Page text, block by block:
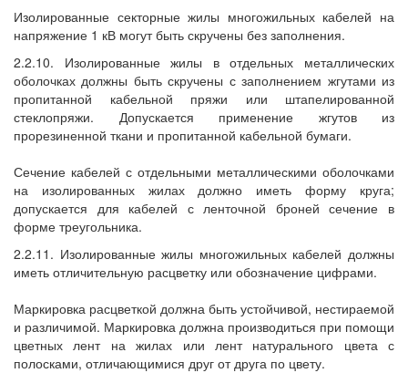
Изолированные секторные жилы многожильных кабелей на
напряжение 1 кВ могут быть скручены без заполнения.
2.2.10. Изолированные жилы в отдельных металлических
оболочках должны быть скручены с заполнением жгутами из
пропитанной кабельной пряжи или штапелированной
стеклопряжи. Допускается применение жгутов из
прорезиненной ткани и пропитанной кабельной бумаги.
Сечение кабелей с отдельными металлическими оболочками
на изолированных жилах должно иметь форму круга;
допускается для кабелей с ленточной броней сечение в
форме треугольника.
2.2.11. Изолированные жилы многожильных кабелей должны
иметь отличительную расцветку или обозначение цифрами.
Маркировка расцветкой должна быть устойчивой, нестираемой
и различимой. Маркировка должна производиться при помощи
цветных лент на жилах или лент натурального цвета с
полосками, отличающимися друг от друга по цвету.